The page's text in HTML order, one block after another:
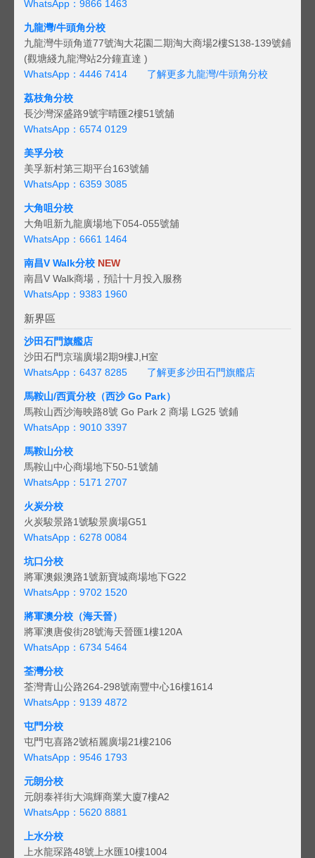
WhatsApp：9866 1463
九龍灣/牛頭角分校
九龍灣牛頭角道77號淘大花園二期淘大商場2樓S138-139號鋪
(觀塘綫九龍灣站2分鐘直達 )
WhatsApp：4446 7414
了解更多九龍灣/牛頭角分校
荔枝角分校
長沙灣深盛路9號宇晴匯2樓51號舖
WhatsApp：6574 0129
美孚分校
美孚新村第三期平台163號舖
WhatsApp：6359 3085
大角咀分校
大角咀新九龍廣場地下054-055號舖
WhatsApp：6661 1464
南昌V Walk分校 NEW
南昌V Walk商場，預計十月投入服務
WhatsApp：9383 1960
新界區
沙田石門旗艦店
沙田石門京瑞廣場2期9樓J,H室
WhatsApp：6437 8285
了解更多沙田石門旗艦店
馬鞍山/西貢分校（西沙 Go Park）
馬鞍山西沙海映路8號 Go Park 2 商場 LG25 號鋪
WhatsApp：9010 3397
馬鞍山分校
馬鞍山中心商場地下50-51號舖
WhatsApp：5171 2707
火炭分校
火炭駿景路1號駿景廣場G51
WhatsApp：6278 0084
坑口分校
將軍澳銀澳路1號新寶城商場地下G22
WhatsApp：9702 1520
將軍澳分校（海天晉）
將軍澳唐俊街28號海天晉匯1樓120A
WhatsApp：6734 5464
荃灣分校
荃灣青山公路264-298號南豐中心16樓1614
WhatsApp：9139 4872
屯門分校
屯門屯喜路2號栢麗廣場21樓2106
WhatsApp：9546 1793
元朗分校
元朗泰祥街大鴻輝商業大廈7樓A2
WhatsApp：5620 8881
上水分校
上水龍琛路48號上水匯10樓1004